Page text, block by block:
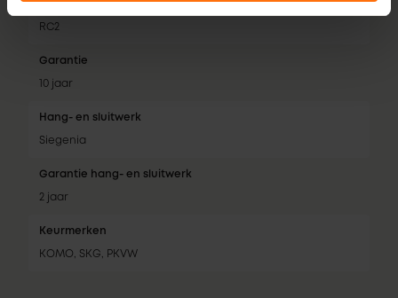
Inbraakwerendheid
RC2
Garantie
10 jaar
Hang- en sluitwerk
Siegenia
Garantie hang- en sluitwerk
2 jaar
Keurmerken
KOMO, SKG, PKVW